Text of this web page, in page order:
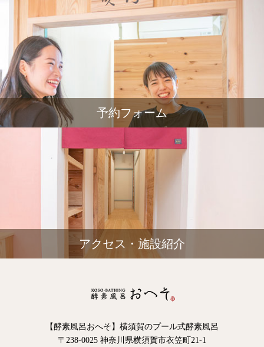
予約フォーム
アクセス・施設紹介
【酵素風呂おへそ】横須賀のプール式酵素風呂
〒238-0025 神奈川県横須賀市衣笠町21-1